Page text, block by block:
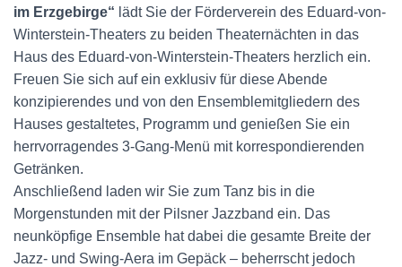
im Erzgebirge“ lädt Sie der Förderverein des Eduard-von-
Winterstein-Theaters zu beiden Theaternächten in das
Haus des Eduard-von-Winterstein-Theaters herzlich ein.
Freuen Sie sich auf ein exklusiv für diese Abende
konzipierendes und von den Ensemblemitgliedern des
Hauses gestaltetes, Programm und genießen Sie ein
herrvorragendes 3-Gang-Menü mit korrespondierenden
Getränken.
Anschließend laden wir Sie zum Tanz bis in die
Morgenstunden mit der Pilsner Jazzband ein. Das
neunköpfige Ensemble hat dabei die gesamte Breite der
Jazz- und Swing-Aera im Gepäck – beherrscht jedoch